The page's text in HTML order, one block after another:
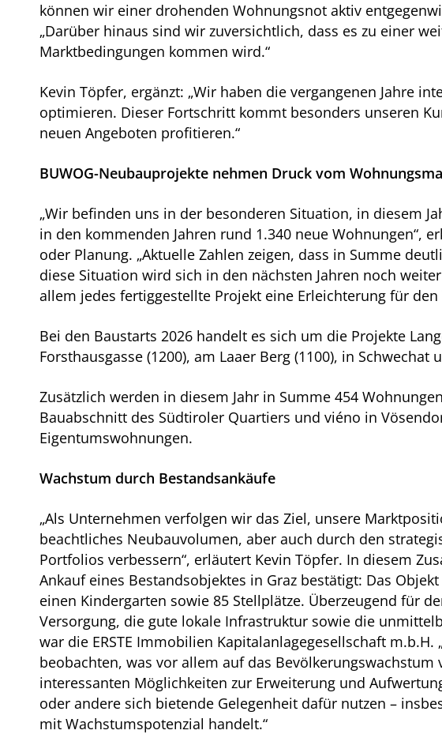
können wir einer drohenden Wohnungsnot aktiv
„Darüber hinaus sind wir zuversichtlich, dass es zu einer
Marktbedingungen kommen wird.“
Kevin Töpfer, ergänzt: „Wir haben die vergangenen Jahre
optimieren. Dieser Fortschritt kommt besonders unseren
neuen Angeboten profitieren.“
BUWOG-Neubauprojekte nehmen Druck vom
„Wir befinden uns in der besonderen Situation, in diesem
in den kommenden Jahren rund 1.340 neue Wohnungen“,
oder Planung. „Aktuelle Zahlen zeigen, dass in Summe
diese Situation wird sich in den nächsten Jahren noch
allem jedes fertiggestellte Projekt eine Erleichterung für
Bei den Baustarts 2026 handelt es sich um die Projekte
Forsthausgasse (1200), am Laaer Berg (1100), in
Zusätzlich werden in diesem Jahr in Summe 454
Bauabschnitt des Südtiroler Quartiers und viéno in
Eigentumswohnungen.
Wachstum durch Bestandsankäufe
„Als Unternehmen verfolgen wir das Ziel, unsere
beachtliches Neubauvolumen, aber auch durch den
Portfolios verbessern“, erläutert Kevin Töpfer. In diesem
Ankauf eines Bestandsobjektes in Graz bestätigt: Das
einen Kindergarten sowie 85 Stellplätze. Überzeugend für
Versorgung, die gute lokale Infrastruktur sowie die
war die ERSTE Immobilien Kapitalanlagegesellschaft
beobachten, was vor allem auf das
interessanten Möglichkeiten zur Erweiterung und
oder andere sich bietende Gelegenheit dafür nutzen –
mit Wachstumspotenzial handelt.“